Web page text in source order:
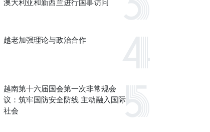
澳大利亚和新西兰进行国事访问
越老加强理论与政治合作
越南第十六届国会第一次非常规会
议：筑牢国防安全防线 主动融入国际
社会